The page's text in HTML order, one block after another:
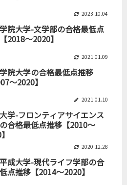
2023.10.04
院大学-文学部の合格最低点
2018～2020】
2021.01.09
院大学の合格最低点推移
～2020】
2021.01.10
学-フロンティアサイエンス
合格最低点推移【2010～
2020.12.28
成大学-現代ライフ学部の合
点推移【2014～2020】